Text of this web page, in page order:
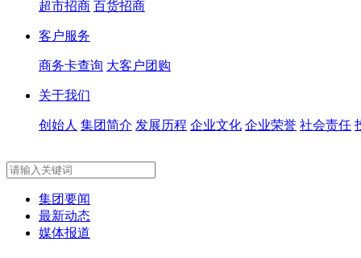
超市招商 百货招商
客户服务
商务卡查询 大客户团购
关于我们
创始人 集团简介 发展历程 企业文化 企业荣誉 社会责任
集团要闻
最新动态
媒体报道